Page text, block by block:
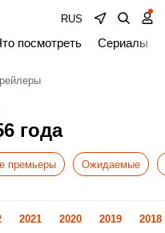
RUS
посмотреть Сериалы
года
премьеры Ожидаемые
2021 2020 2019 2018